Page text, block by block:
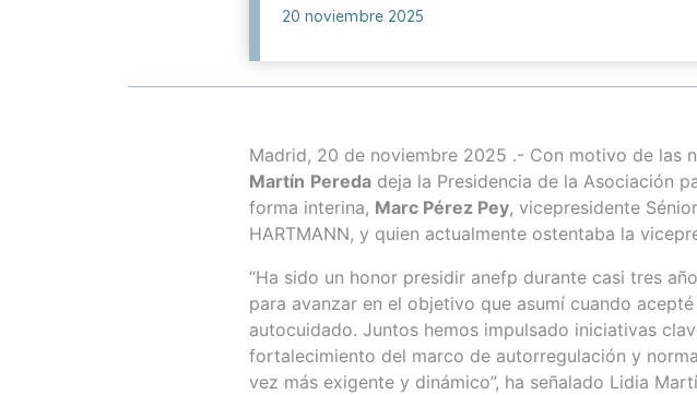
20 noviembre 2025
Madrid, 20 de noviembre 2025 .- Con motivo de las
Martín Pereda deja la Presidencia de la Asociación
forma interina, Marc Pérez Pey, vicepresidente
HARTMANN, y quien actualmente ostentaba la
“Ha sido un honor presidir anefp durante casi tres
para avanzar en el objetivo que asumí cuando
autocuidado. Juntos hemos impulsado iniciativas
fortalecimiento del marco de autorregulación y
vez más exigente y dinámico”, ha señalado Lidia